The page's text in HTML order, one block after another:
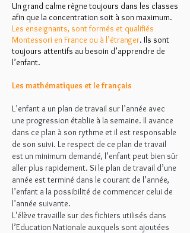
Un grand calme règne toujours dans les classes
afin que la concentration soit à son maximum.
Les enseignants, sont formés et qualifiés
Montessori en France ou à l’étranger. Ils sont
toujours attentifs au besoin d’apprendre de
l’enfant.
Les mathématiques et le français
L’enfant a un plan de travail sur l’année avec
une progression établie à la semaine. Il avance
dans ce plan à son rythme et il est responsable
de son suivi. Le respect de ce plan de travail
est un minimum demandé, l’enfant peut bien sûr
aller plus rapidement. Si le plan de travail d’une
année est terminé dans le courant de l’année,
l’enfant a la possibilité de commencer celui de
l’année suivante.
L'élève travaille sur des fichiers utilisés dans
l’Education Nationale auxquels sont ajoutées